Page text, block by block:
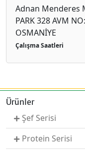
Adnan Menderes
PARK 328 AVM
OSMANİYE
Çalışma Saatleri
Ürünler
Şef Serisi
Protein Serisi